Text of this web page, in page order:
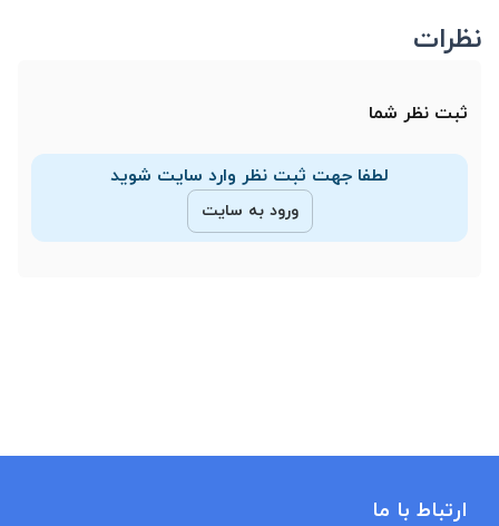
نظرات
ثبت نظر شما
لطفا جهت ثبت نظر وارد سایت شوید
ورود به سایت
ارتباط با ما